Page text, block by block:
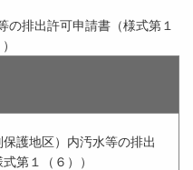
の排出許可申請書（様式第１
護地区）内汚水等の排出
第１（６））